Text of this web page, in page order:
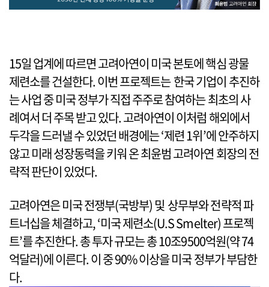
15일 업계에 따르면 고려아연이 미국 본토에 핵심 광물
제련소를 건설한다. 이번 프로젝트는 한국 기업이 추진하
는 사업 중 미국 정부가 직접 주주로 참여하는 최초의 사
례여서 더 주목 받고 있다. 고려아연이 이처럼 해외에서
두각을 드러낼 수 있었던 배경에는 ‘제련 1위’에 안주하지
않고 미래 성장동력을 키워 온 최윤범 고려아연 회장의 전
략적 판단이 있었다.
고려아연은 미국 전쟁부(국방부) 및 상무부와 전략적 파
트너십을 체결하고, ‘미국 제련소(U.S Smelter) 프로젝
트’를 추진한다. 총 투자 규모는 총 10조9500억원(약 74
억달러)에 이른다. 이 중 90% 이상을 미국 정부가 부담한
다.